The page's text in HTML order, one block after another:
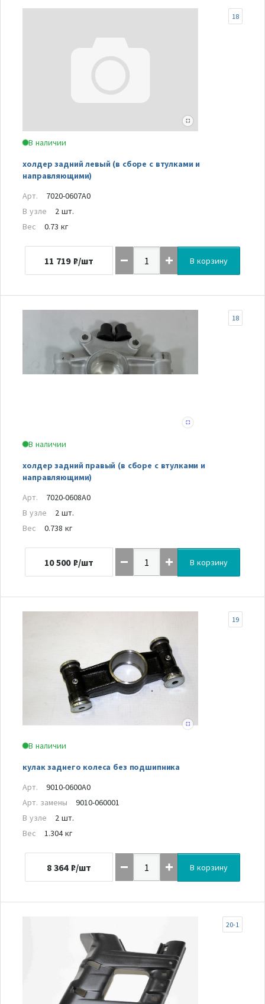
В наличии
холдер задний левый (в сборе с втулками и
направляющими)
18
Арт.
7020-0607A0
В узле
2 шт.
Вес
0.73 кг
11 719 ₽/шт В корзину
В наличии
холдер задний правый (в сборе с втулками и
направляющими)
18
Арт.
7020-0608A0
В узле
2 шт.
Вес
0.738 кг
10 500 ₽/шт В корзину
В наличии
кулак заднего колеса без подшипника
19
Арт.
9010-0600A0
Арт. замены
9010-060001
В узле
2 шт.
Вес
1.304 кг
8 364 ₽/шт В корзину
20-1